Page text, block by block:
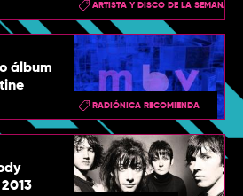
ARTISTA Y DISCO DE LA SEMANA
álbum
RADIÓNICA RECOMIENDA